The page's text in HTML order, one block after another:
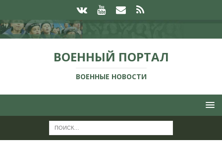
ВОЕННЫЙ ПОРТАЛ
ВОЕННЫЕ НОВОСТИ